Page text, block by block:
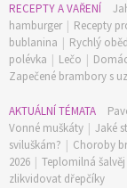
RECEPTY A VAŘENÍ
hamburger | Recepty
bublanina | Rychlý oběd
polévka | Lečo |
Zapečené brambory s
AKTUÁLNÍ TÉMATA
Vonné muškáty | Jaké
sviluškám? | Choroby
2026 | Teplomilná šalvěj
zlikvidovat dřepčíky